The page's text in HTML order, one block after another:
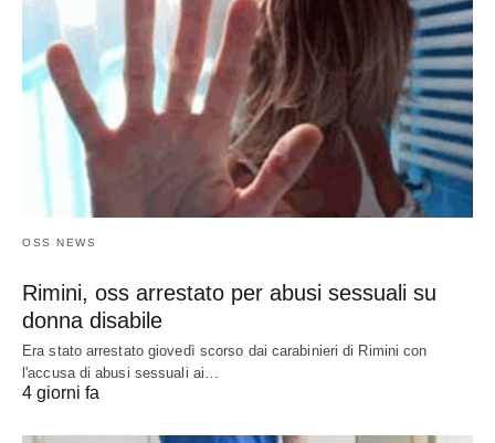
OSS NEWS
Rimini, oss arrestato per abusi sessuali su
donna disabile
Era stato arrestato giovedì scorso dai carabinieri di Rimini con
l'accusa di abusi sessuali ai…
4 giorni fa